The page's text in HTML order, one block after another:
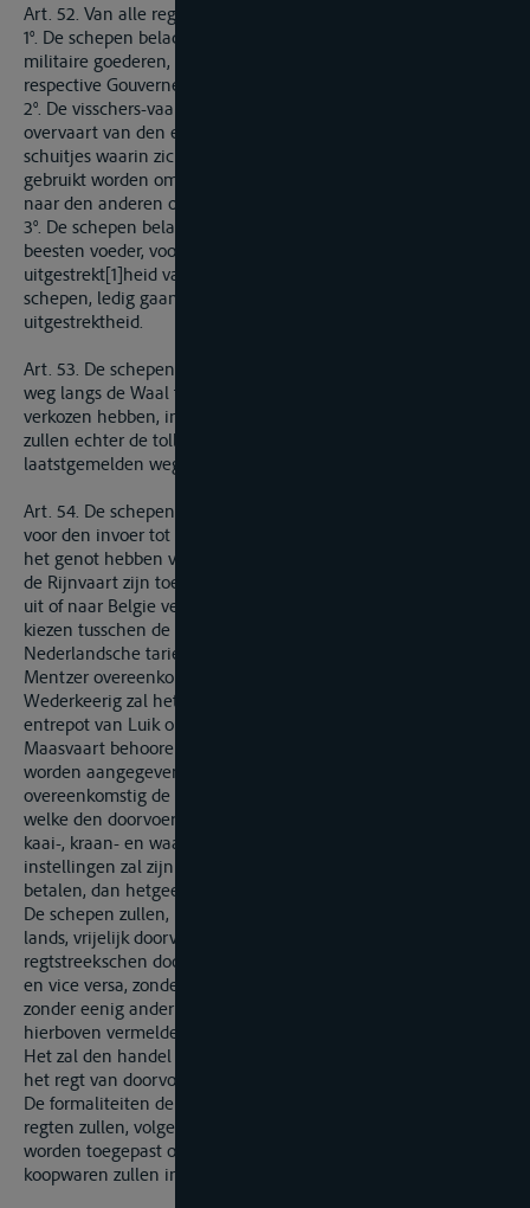
Art. 52. Van alle regten worden vrijgesteld:
1°. De schepen beladen met voorraad voor de legers en
militaire goederen, toebehoorende aan een van beide de
respective Gouvernementen.
2°. De visschers-vaartuigen; die welke dienen voor de
overvaart van den eenen Maas-oever naar den anderen; de
schuitjes waarin zich het scheepswant bevindt, en die welke
gebruikt worden om de trekpaarden van den eenen oever
naar den anderen over te zetten.
3°. De schepen beladen met mest, ongedorscht koren en
beesten voeder, voor rekening der pachters in de
uitgestrekt[1]heid van hunne bebouwing, zoo mede diezelfde
schepen, ledig gaande of terugkeerende over dezelfde
uitgestrektheid.
Art. 53. De schepen die, hetzij afwaarts, hetzij opwaarts, den
weg langs de Waal tusschen Rossum en Gorcum zullen
verkozen hebben, in plaats van de Beneden-Maas te volgen,
zullen echter de tollen slechts betalen naar den maatstaf van
laatstgemelden weg.
Art. 54. De schepen welke de Maas bevaren, zullen, zoo wel
voor den invoer tot inlandsch verbruik als voor den doorvoer,
het genot hebben van de Nederlandsche entrepots, die voor
de Rijnvaart zijn toegelaten, ten aanzien van de koopwaren
uit of naar Belgie verzonden, met de bevoegdheid om te
kiezen tusschen de betaling der regten, vastgesteld bij het
Nederlandsche tarief, en die van het regt vermeld in art. 4 der
Mentzer overeenkomst.
Wederkeerig zal het Belgische gouvernement het openbare
entrepot van Luik openen voor de koopwaren tot de
Maasvaart behoorende. Deze koopwaren zullen er kunnen
worden aangegeven, zoowel in doorvoer als ten verbruike,
overeenkomstig de wetten en tarieven des lands; diegenen
welke den doorvoer voortzetten, zullen (behalve de pakhuis-,
kaai-, kraan- en waaggelden, voor zoo veel van die
instellingen zal zijn gebruik gemaakt) geen ander regt
betalen, dan hetgeen in art. 50 hierboven vermeld is.
De schepen zullen, mits onder opvolging van de wetten des
lands, vrijelijk doorvaren met derzelver ladingen, in
regtstreekschen doorvoer uit de Nederlanden naar Frankrijk,
en vice versa, zonder tot last breken gehouden te zijn, en
zonder eenig ander regt te betalen dan het bij art. 50
hierboven vermelde.
Het zal den handel vrijstaan te kiezen tusschen dat regt en
het regt van doorvoer volgens het Belgische tarief.
De formaliteiten der administratie van in- en uitgaande
regten zullen, volgens de algemeene Belgische wetten,
worden toegepast op de schepen die geheel of gedeeltelijk
koopwaren zullen in of uitladen in de haven van Luik.